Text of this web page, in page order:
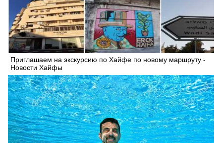
Приглашаем на экскурсию по Хайфе по новому маршруту -
Новости Хайфы